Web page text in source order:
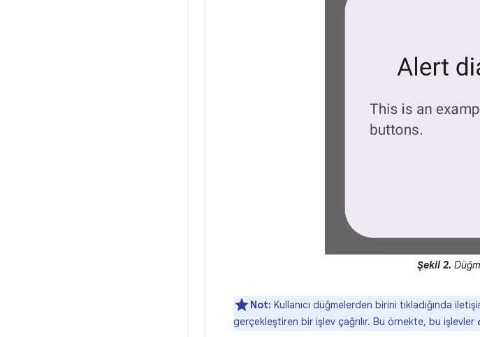
Şekil 2.
Not: Kullanıcı düğmelerden birini tıkladığında
gerçekleştiren bir işlev çağrılır. Bu örnekte, bu işlevler